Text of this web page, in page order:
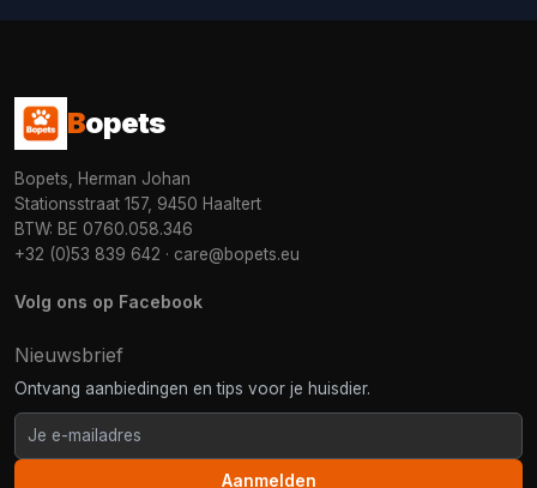
Bopets
Bopets, Herman Johan
Stationsstraat 157, 9450 Haaltert
BTW: BE 0760.058.346
+32 (0)53 839 642 · care@bopets.eu
Volg ons op Facebook
Nieuwsbrief
Ontvang aanbiedingen en tips voor je huisdier.
Aanmelden